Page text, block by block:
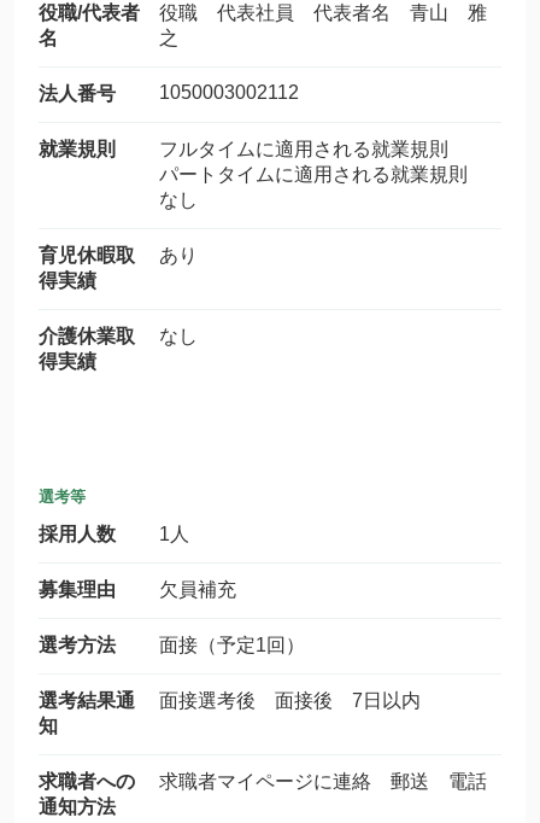
役職/代表者
名
役職 代表社員 代表者名 青山 雅
之
法人番号 1050003002112
就業規則
フルタイムに適用される就業規則
パートタイムに適用される就業規則
なし
育児休暇取
得実績
あり
介護休業取
得実績
なし
選考等
採用人数 1人
募集理由 欠員補充
選考方法 面接（予定1回）
選考結果通
知
面接選考後 面接後 7日以内
求職者への
通知方法
求職者マイページに連絡 郵送 電話